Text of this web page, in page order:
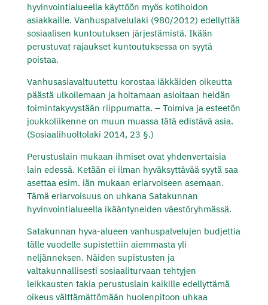
hyvinvointialueella käyttöön myös kotihoidon
asiakkaille. Vanhuspalvelulaki (980/2012) edellyttää
sosiaalisen kuntoutuksen järjestämistä. Ikään
perustuvat rajaukset kuntoutuksessa on syytä
poistaa.
Vanhusasiavaltuutettu korostaa iäkkäiden oikeutta
päästä ulkoilemaan ja hoitamaan asioitaan heidän
toimintakyvystään riippumatta. – Toimiva ja esteetön
joukkoliikenne on muun muassa tätä edistävä asia.
(Sosiaalihuoltolaki 2014, 23 §.)
Perustuslain mukaan ihmiset ovat yhdenvertaisia
lain edessä. Ketään ei ilman hyväksyttävää syytä saa
asettaa esim. iän mukaan eriarvoiseen asemaan.
Tämä eriarvoisuus on uhkana Satakunnan
hyvinvointialueella ikääntyneiden väestöryhmässä.
Satakunnan hyva-alueen vanhuspalvelujen budjettia
tälle vuodelle supistettiin aiemmasta yli
neljänneksen. Näiden supistusten ja
valtakunnallisesti sosiaaliturvaan tehtyjen
leikkausten takia perustuslain kaikille edellyttämä
oikeus välttämättömään huolenpitoon uhkaa